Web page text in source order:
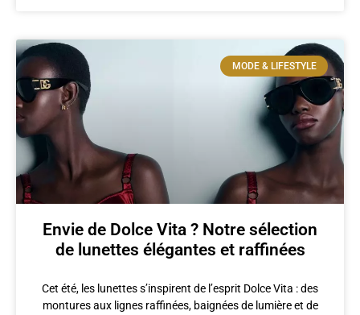
MODE & LIFESTYLE
Envie de Dolce Vita ? Notre sélection
de lunettes élégantes et raffinées
Cet été, les lunettes s’inspirent de l’esprit Dolce Vita : des
montures aux lignes raffinées, baignées de lumière et de